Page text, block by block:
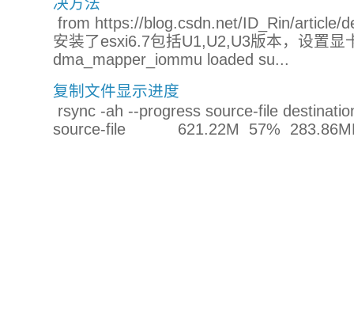
from https://blog.csdn.net/ID_Rin/
安装了esxi6.7包括U1,U2,U3版本，设置显
dma_mapper_iommu loaded su...
复制文件显示进度
rsync -ah --progress source-file
source-file 621.22M 57%